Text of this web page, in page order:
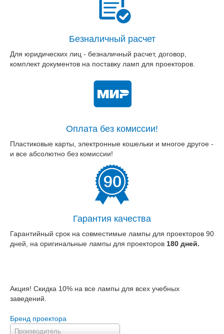
Безналичный расчет
Для юридических лиц - безналичный расчет, договор,
комплект документов на поставку ламп для проекторов.
Оплата без комиссии!
Пластиковые карты, электронные кошельки и многое другое -
и все абсолютно без комиссии!
Гарантия качества
Гарантийный срок на совместимые лампы для проекторов 90
дней, на оригинальные лампы для проекторов 180 дней.
Акция! Скидка 10% на все лампы для всех учебных
заведений.
Бренд проектора
Производитель